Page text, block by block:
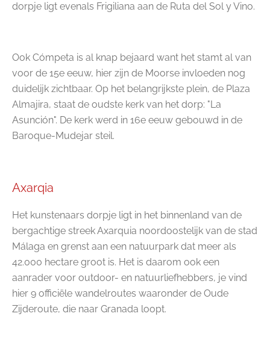
dorpje ligt evenals Frigiliana aan de Ruta del Sol y Vino.
Ook Cómpeta is al knap bejaard want het stamt al van
voor de 15e eeuw, hier zijn de Moorse invloeden nog
duidelijk zichtbaar. Op het belangrijkste plein, de Plaza
Almajira, staat de oudste kerk van het dorp: "La
Asunción". De kerk werd in 16e eeuw gebouwd in de
Baroque-Mudejar steil.
Axarqia
Het kunstenaars dorpje ligt in het binnenland van de
bergachtige streek Axarquia noordoostelijk van de stad
Málaga en grenst aan een natuurpark dat meer als
42.000 hectare groot is. Het is daarom ook een
aanrader voor outdoor- en natuurliefhebbers, je vind
hier 9 officiële wandelroutes waaronder de Oude
Zijderoute, die naar Granada loopt.